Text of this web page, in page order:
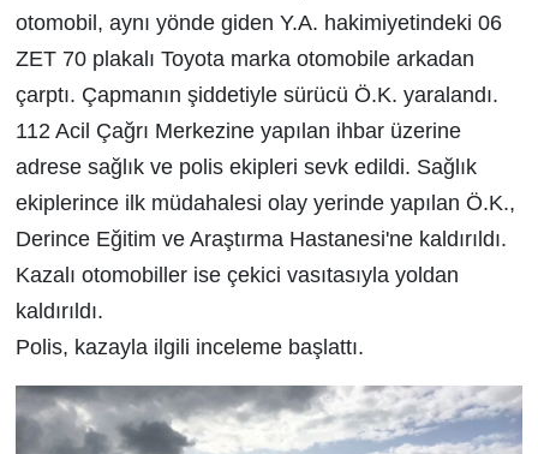
otomobil, aynı yönde giden Y.A. hakimiyetindeki 06
ZET 70 plakalı Toyota marka otomobile arkadan
çarptı. Çapmanın şiddetiyle sürücü Ö.K. yaralandı.
112 Acil Çağrı Merkezine yapılan ihbar üzerine
adrese sağlık ve polis ekipleri sevk edildi. Sağlık
ekiplerince ilk müdahalesi olay yerinde yapılan Ö.K.,
Derince Eğitim ve Araştırma Hastanesi'ne kaldırıldı.
Kazalı otomobiller ise çekici vasıtasıyla yoldan
kaldırıldı.
Polis, kazayla ilgili inceleme başlattı.